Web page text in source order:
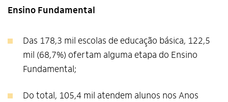
Ensino Fundamental
Das 178,3 mil escolas de educação básica, 122,5
mil (68,7%) ofertam alguma etapa do Ensino
Fundamental;
Do total, 105,4 mil atendem alunos nos Anos